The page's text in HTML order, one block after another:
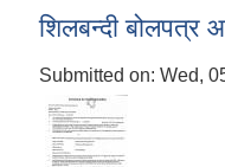
शिलबन्दी
Submitted on: Wed,